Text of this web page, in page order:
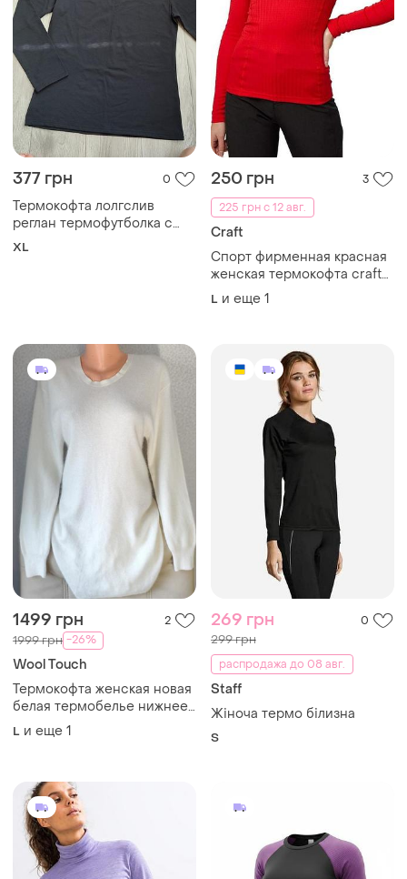
377 грн 0
Термокофта лолгслив
реглан термофутболка с
длинным рукавом размер xl
XL
250 грн
3
225 грн с 12 авг.
Craft
Спорт фирменная красная
женская термокофта craft
active extreme x.л-хл
L и еще 1
1499 грн 2
1999 грн -26%
Wool Touch
Термокофта женская новая
белая термобелье нижнее
белье кофточка из ангоры
длинная термоследка
L и еще 1
269 грн 0
299 грн
распродажа до 08 авг.
Staff
Жіноча термо білизна
S